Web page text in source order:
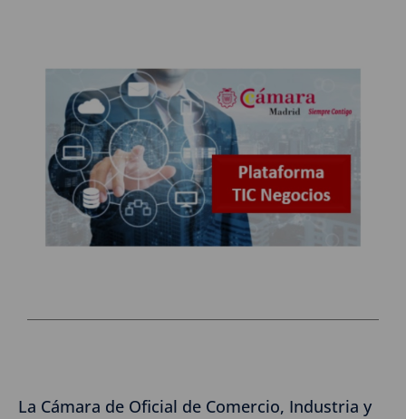
La Cámara de Oficial de Comercio, Industria y